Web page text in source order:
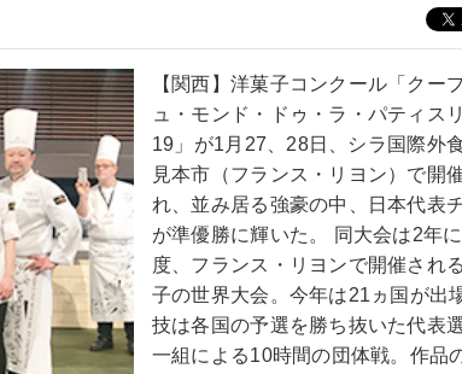
【関西】洋菓子コンクール「クー
ュ・モンド・ドゥ・ラ・パティス
19」が1月27、28日、シラ国際外
見本市（フランス・リヨン）で開
れ、並み居る強豪の中、日本代表
が準優勝に輝いた。 同大会は2年
度、フランス・リヨンで開催され
子の世界大会。今年は21ヵ国が出
技は各国の予選を勝ち抜いた代表
一組による10時間の団体戦。作品